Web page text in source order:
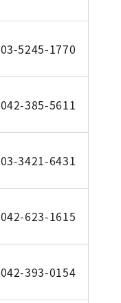
03-5245-1770
042-385-5611
03-3421-6431
042-623-1615
042-393-0154